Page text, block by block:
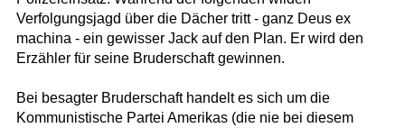
Verfolgungsjagd über die Dächer tritt - ganz Deus ex
machina - ein gewisser Jack auf den Plan. Er wird den
Erzähler für seine Bruderschaft gewinnen.
Bei besagter Bruderschaft handelt es sich um die
Kommunistische Partei Amerikas (die nie bei diesem